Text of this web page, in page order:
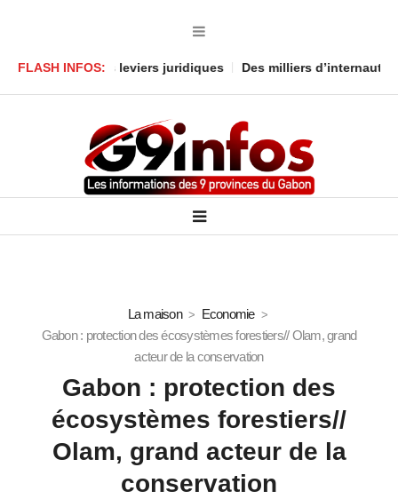
FLASH INFOS:
des leviers juridiques Des milliers d’internautes
La maison
Economie
Gabon : protection des écosystèmes forestiers// Olam, grand
acteur de la conservation
Gabon : protection des
écosystèmes forestiers//
Olam, grand acteur de la
conservation